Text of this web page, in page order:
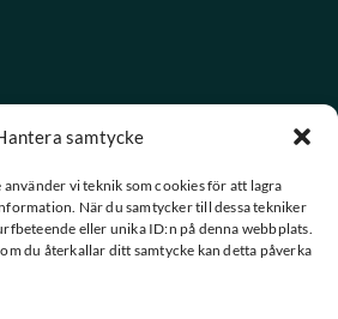
samtycke
använder vi teknik som cookies för att lagra
När du samtycker till dessa tekniker
eller unika ID:n på denna webbplats.
du återkallar ditt samtycke kan detta påverka